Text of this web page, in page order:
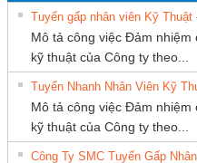
An Toàn
Contact
– PSR-
Bộ giám sát
tấm pin
TRANSCLINIC
TY TNHH
MẠI
ÂN VIỆT
Công ty
Thương Mại
Ba Miền
Mô tả công việc Đảm nhiệm
kỹ thuật của Công ty theo...
Tuyển Nhanh Nhân Viên Kỹ
Mô tả công việc Đảm nhiệm
kỹ thuật của Công ty theo...